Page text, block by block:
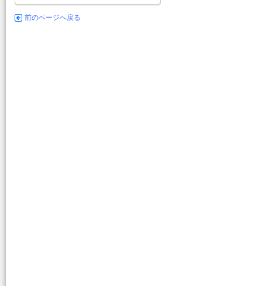
前のページへ戻る